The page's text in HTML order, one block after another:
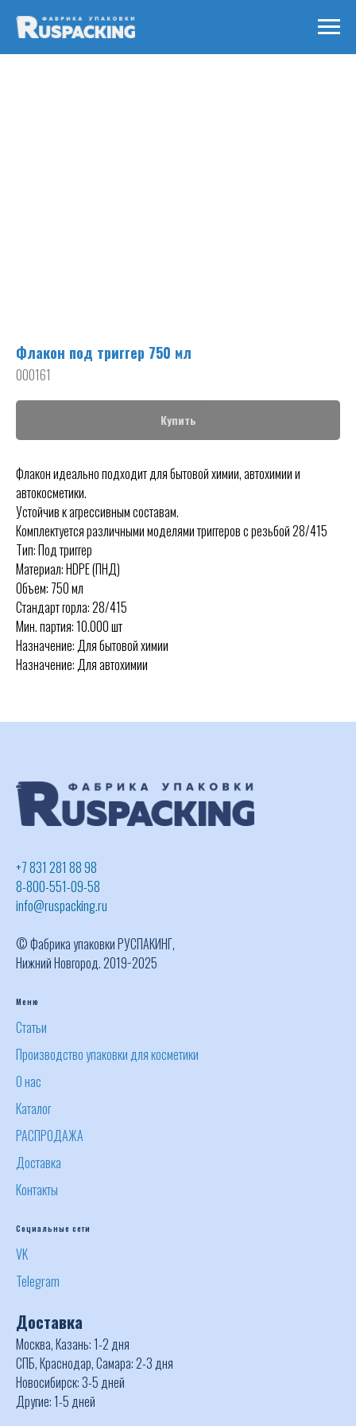
Флакон под триггер 750 мл
000161
Купить
Флакон идеально подходит для бытовой химии, автохимии и
автокосметики.
Устойчив к агрессивным составам.
Комплектуется различными моделями триггеров с резьбой 28/415
Тип: Под триггер
Материал: HDPE (ПНД)
Объем: 750 мл
Стандарт горла: 28/415
Мин. партия: 10.000 шт
Назначение: Для бытовой химии
Назначение: Для автохимии
+7 831 281 88 98
8-800-551-09-58
info@ruspacking.ru
© Фабрика упаковки РУСПАКИНГ,
Нижний Новгород. 2019−2025
Меню
Статьи
Производство упаковки для косметики
О нас
Каталог
РАСПРОДАЖА
Доставка
Контакты
Социальные сети
VK
Telegram
Доставка
Москва, Казань: 1-2 дня
СПБ, Краснодар, Самара: 2-3 дня
Новосибирск: 3-5 дней
Другие: 1-5 дней